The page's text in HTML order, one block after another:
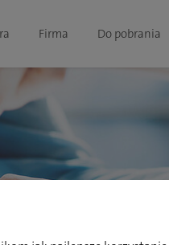
Firma Do pobrania